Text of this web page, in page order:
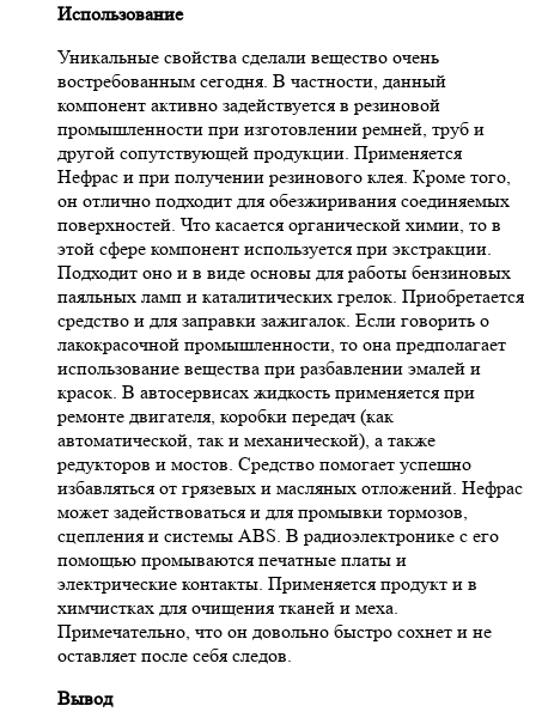
Использование
Уникальные свойства сделали вещество очень
востребованным сегодня. В частности, данный
компонент активно задействуется в резиновой
промышленности при изготовлении ремней, труб и
другой сопутствующей продукции. Применяется
Нефрас и при получении резинового клея. Кроме того,
он отлично подходит для обезжиривания соединяемых
поверхностей. Что касается органической химии, то в
этой сфере компонент используется при экстракции.
Подходит оно и в виде основы для работы бензиновых
паяльных ламп и каталитических грелок. Приобретается
средство и для заправки зажигалок. Если говорить о
лакокрасочной промышленности, то она предполагает
использование вещества при разбавлении эмалей и
красок. В автосервисах жидкость применяется при
ремонте двигателя, коробки передач (как
автоматической, так и механической), а также
редукторов и мостов. Средство помогает успешно
избавляться от грязевых и масляных отложений. Нефрас
может задействоваться и для промывки тормозов,
сцепления и системы ABS. В радиоэлектронике с его
помощью промываются печатные платы и
электрические контакты. Применяется продукт и в
химчистках для очищения тканей и меха.
Примечательно, что он довольно быстро сохнет и не
оставляет после себя следов.
Вывод